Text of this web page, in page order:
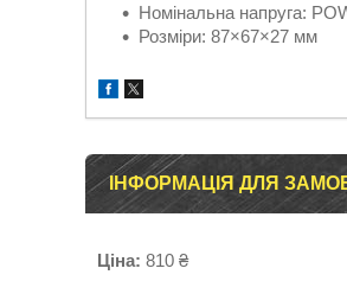
Номінальна напруга:
Розміри: 87×67×27 мм
ІНФОРМАЦІЯ ДЛЯ
Ціна: 810 ₴